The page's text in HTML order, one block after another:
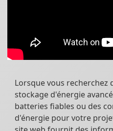
Lorsque vous recherchez
stockage d'énergie
batteries fiables ou des
d'énergie pour votre